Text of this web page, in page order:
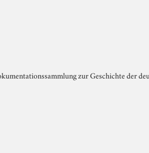
zur Geschichte der